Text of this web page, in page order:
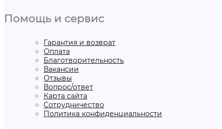
Помощь и сервис
Гарантия и возврат
Оплата
Благотворительность
Вакансии
Отзывы
Вопрос/ответ
Карта сайта
Сотрудничество
Политика конфиденциальности